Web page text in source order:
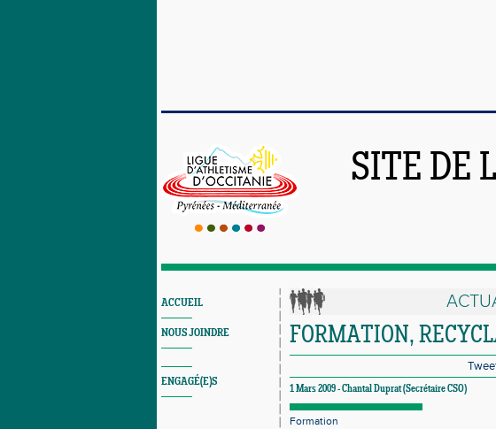
SITE DE
ACCUEIL
NOUS JOINDRE
ENGAGÉ(E)S
FORMATION,
1 Mars 2009 - Chantal Duprat (Secrétaire CSO)
Formation